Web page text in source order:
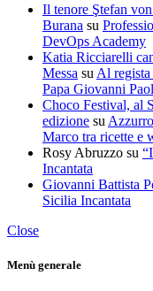
Il tenore Ştefan
Burana su
DevOps Academy
Katia Ricciarelli
Messa su Al
Papa Giovanni
Choco Festival, al
edizione su
Marco tra ricette e
Rosy Abruzzo su
Incantata
Giovanni Battista
Sicilia Incantata
Close
Menù generale